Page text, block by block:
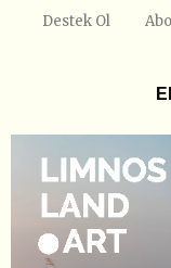
Destek Ol